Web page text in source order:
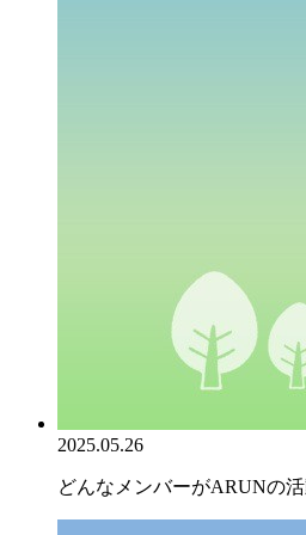
2025.05.26
どんなメンバーがARUNの